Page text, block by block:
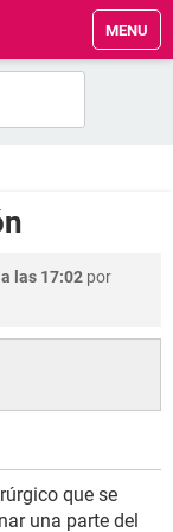
MENU
las 17:02 por
que se
una parte del